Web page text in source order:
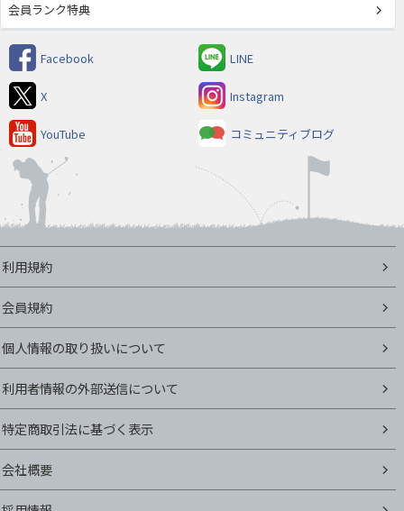
会員ランク特典
Facebook LINE
X Instagram
YouTube コミュニティブログ
利用規約
会員規約
個人情報の取り扱いについて
利用者情報の外部送信について
特定商取引法に基づく表示
会社概要